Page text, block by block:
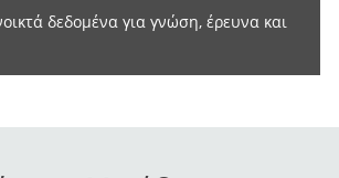
δεδομένα για γνώση, έρευνα και